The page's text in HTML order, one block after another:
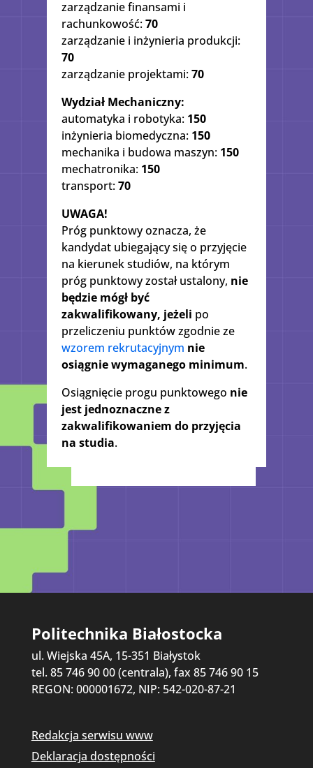
zarządzanie finansami i
rachunkowość:70
zarządzanie i inżynieria produkcji:
70
zarządzanie projektami:70
Wydział Mechaniczny:
automatyka i robotyka: 150
inżynieria biomedyczna: 150
mechanika i budowa maszyn: 150
mechatronika: 150
transport:70
UWAGA!
Próg punktowy oznacza, że
kandydat ubiegający się o przyjęcie
na kierunek studiów, na którym
próg punktowy został ustalony, nie
będzie mógł być
zakwalifikowany, jeżeli po
przeliczeniu punktów zgodnie ze
wzorem rekrutacyjnym nie
osiągnie wymaganego minimum.
Osiągnięcie progu punktowego nie
jest jednoznaczne z
zakwalifikowaniem do przyjęcia
na studia.
Politechnika Białostocka
ul. Wiejska 45A, 15-351 Białystok
tel. 85 746 90 00 (centrala), fax 85 746 90 15
REGON: 000001672, NIP: 542-020-87-21
Redakcja serwisu www
Deklaracja dostępności